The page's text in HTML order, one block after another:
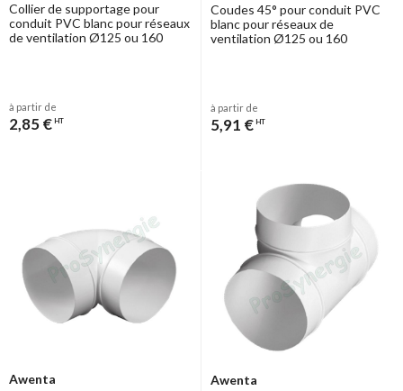
Collier de supportage pour
conduit PVC blanc pour réseaux
de ventilation Ø125 ou 160
à partir de
2,85 € HT
Coudes 45° pour conduit PVC
blanc pour réseaux de
ventilation Ø125 ou 160
à partir de
5,91 € HT
Awenta
Awenta